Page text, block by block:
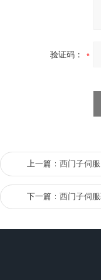
验证码：
上一篇： 西门子伺
下一篇： 西门子伺